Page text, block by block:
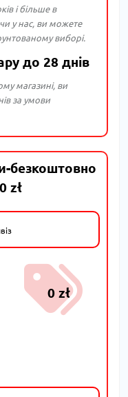
і більше в
у нас, ви можете
виборі.
до 28 днів
магазині, ви
за умови
безкоштовно
zł
0 zł